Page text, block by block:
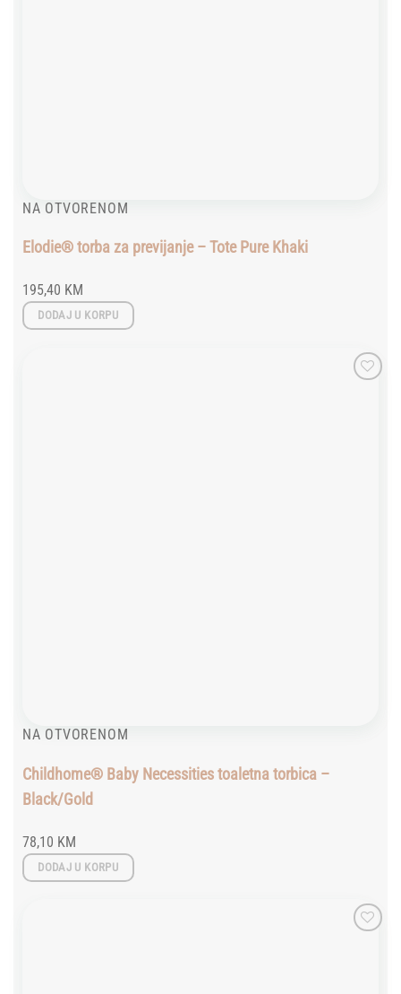
NA OTVORENOM
Elodie® torba za previjanje – Tote Pure Khaki
195,40 KM
DODAJ U KORPU
NA OTVORENOM
Childhome® Baby Necessities toaletna torbica –
Black/Gold
78,10 KM
DODAJ U KORPU